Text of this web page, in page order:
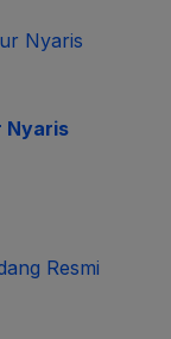
Nyaris